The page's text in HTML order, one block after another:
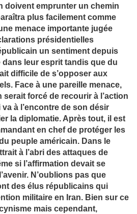
doivent emprunter un chemin
plus facilement comme
menace importante jugée
présidentielles
un sentiment depuis
leur esprit tandis que du
difficile de s’opposer aux
Face à une pareille menace,
serait forcé de recourir à l’action
à l’encontre de son désir
la diplomatie. Après tout, il est
en chef de protéger les
peuple américain. Dans le
à l’abri des attaques de
si l’affirmation devait se
N’oublions pas que
des élus républicains qui
militaire en Iran. Bien sur ce
mais cependant,